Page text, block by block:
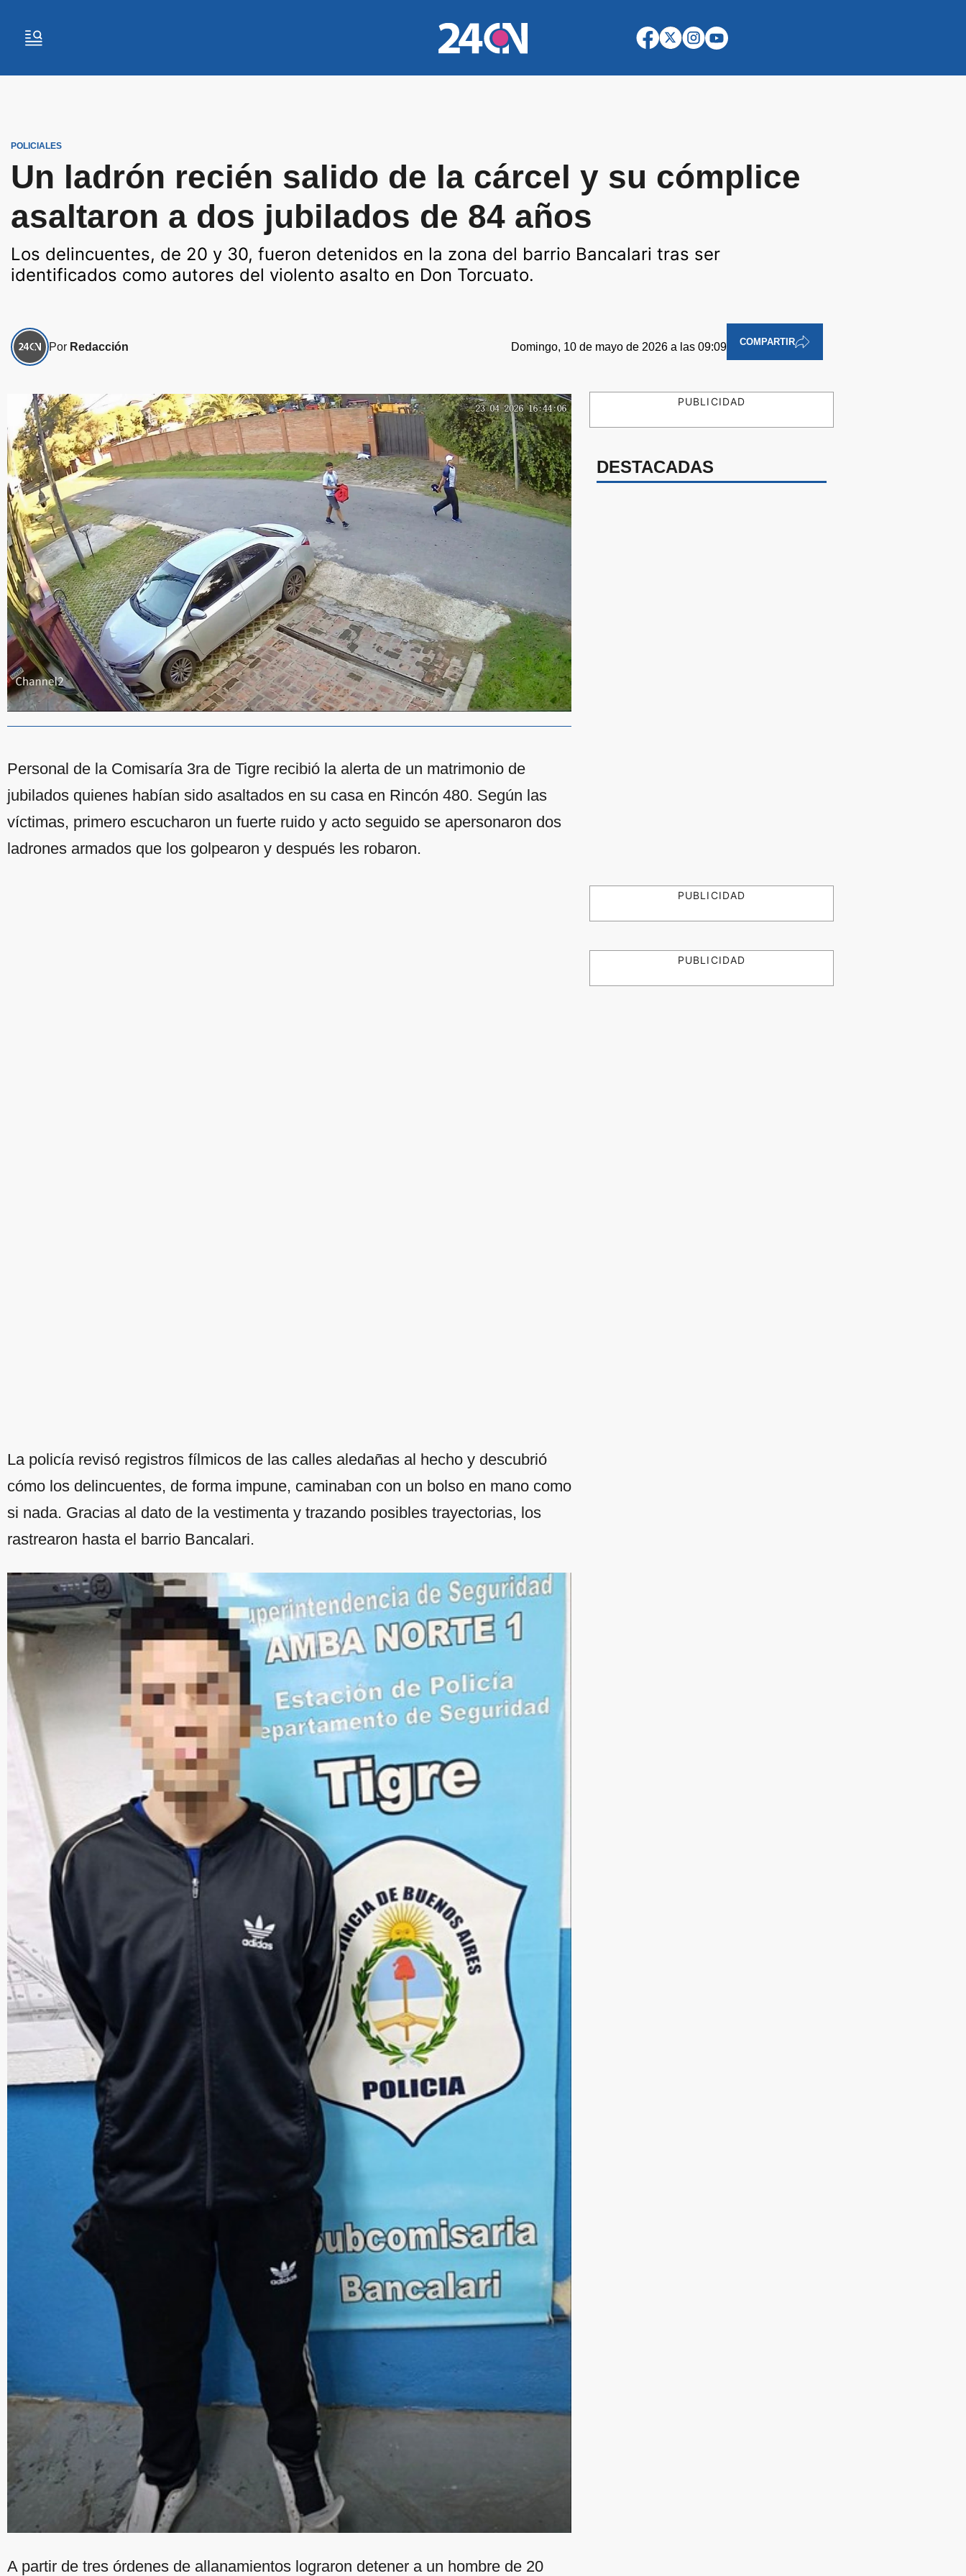
POLICIALES
Un ladrón recién salido de la cárcel y su cómplice
asaltaron a dos jubilados de 84 años
Los delincuentes, de 20 y 30, fueron detenidos en la zona del barrio Bancalari tras ser
identificados como autores del violento asalto en Don Torcuato.
Por Redacción Domingo, 10 de mayo de 2026 a las 09:09 COMPARTIR
Personal de la Comisaría 3ra de Tigre recibió la alerta de un matrimonio de
jubilados quienes habían sido asaltados en su casa en Rincón 480. Según las
víctimas, primero escucharon un fuerte ruido y acto seguido se apersonaron dos
ladrones armados que los golpearon y después les robaron.
La policía revisó registros fílmicos de las calles aledañas al hecho y descubrió
cómo los delincuentes, de forma impune, caminaban con un bolso en mano como
si nada. Gracias al dato de la vestimenta y trazando posibles trayectorias, los
rastrearon hasta el barrio Bancalari.
A partir de tres órdenes de allanamientos lograron detener a un hombre de 20
PUBLICIDAD
DESTACADAS
PUBLICIDAD
PUBLICIDAD